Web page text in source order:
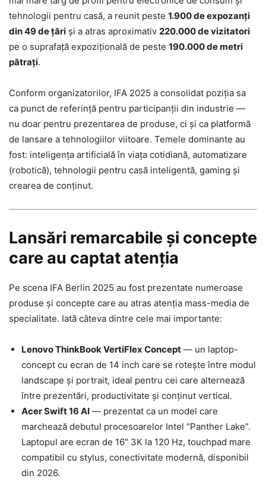
tehnologii pentru casă, a reunit peste 1.900 de expozanți
din 49 de țări și a atras aproximativ 220.000 de vizitatori
pe o suprafaţă expozițională de peste 190.000 de metri
pătrați.
Conform organizatorilor, IFA 2025 a consolidat poziția sa
ca punct de referință pentru participanții din industrie —
nu doar pentru prezentarea de produse, ci și ca platformă
de lansare a tehnologiilor viitoare. Temele dominante au
fost: inteligența artificială în viața cotidiană, automatizare
(robotică), tehnologii pentru casă inteligentă, gaming și
crearea de conținut.
Lansări remarcabile și concepte
care au captat atenția
Pe scena IFA Berlin 2025 au fost prezentate numeroase
produse și concepte care au atras atenția mass-media de
specialitate. Iată câteva dintre cele mai importante:
Lenovo ThinkBook VertiFlex Concept ― un laptop-
concept cu ecran de 14 inch care se rotește între modul
landscape și portrait, ideal pentru cei care alternează
între prezentări, productivitate și conținut vertical.
Acer Swift 16 AI ― prezentat ca un model care
marchează debutul procesoarelor Intel “Panther Lake”.
Laptopul are ecran de 16″ 3K la 120 Hz, touchpad mare
compatibil cu stylus, conectivitate modernă, disponibil
din 2026.